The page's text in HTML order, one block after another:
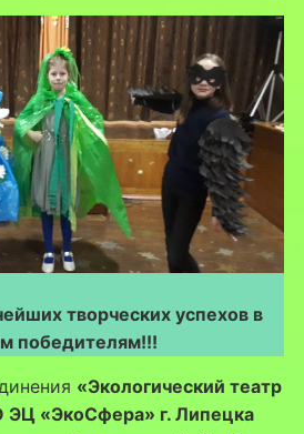
творческих успехов в
победителям!!!
«Экологический театр
«ЭкоСфера» г. Липецка